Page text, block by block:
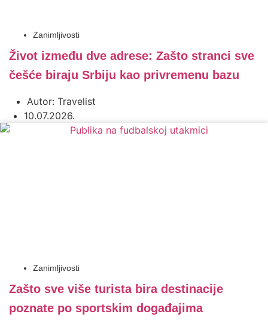
Zanimljivosti
Život između dve adrese: Zašto stranci sve
češće biraju Srbiju kao privremenu bazu
Autor: Travelist
10.07.2026.
Zanimljivosti
Zašto sve više turista bira destinacije
poznate po sportskim događajima